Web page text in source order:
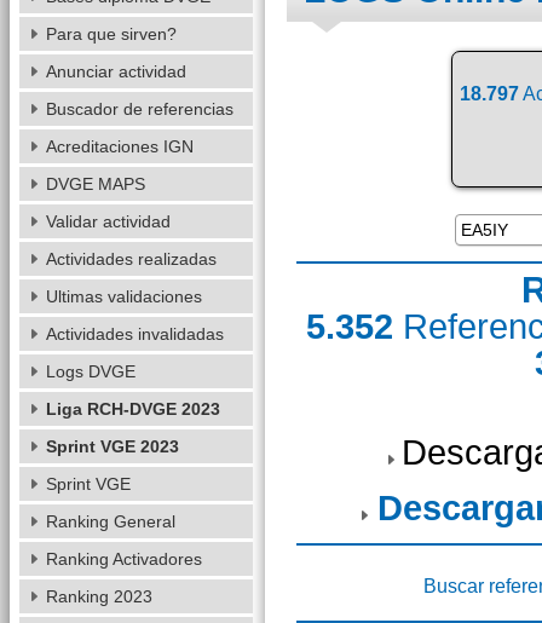
18.797
5.352
Buscar
Para que sirven?
Anunciar actividad
Buscador de referencias
Acreditaciones IGN
DVGE MAPS
Validar actividad
Actividades realizadas
Ultimas validaciones
Actividades invalidadas
Logs DVGE
Liga RCH-DVGE 2023
Sprint VGE 2023
Sprint VGE
Ranking General
Ranking Activadores
Ranking 2023